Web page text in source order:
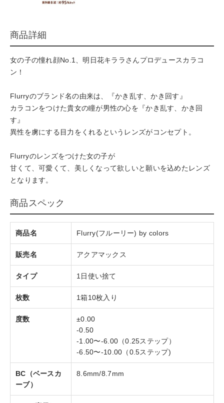
商品詳細
女の子の憧れ顔No.1、明日花キララさんプロデュースカラコ
ン！
Flurryのブランド名の由来は、『かき乱す、かき回す』
カラコンをつけた貴女の瞳が男性の心を『かき乱す、かき回
す』
異性を虜にする目力をくれるというレンズがコンセプト。
Flurryのレンズをつけた女の子が
甘くて、可愛くて、美しくなって欲しいと願いを込めたレンズ
となります。
商品スペック
商品名 Flurry(フルーリー) by colors
販売名 アクアマックス
タイプ 1日使い捨て
枚数 1箱10枚入り
度数
±0.00
-0.50
-1.00〜-6.00（0.25ステップ）
-6.50〜-10.00（0.5ステップ)
BC（ベースカ
ーブ）
8.6mm/8.7mm